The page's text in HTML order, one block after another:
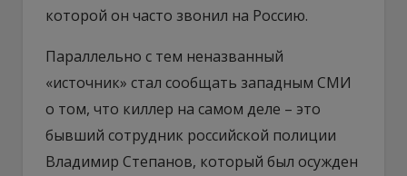
которой он часто звонил на Россию.
Параллельно с тем неназванный
«источник» стал сообщать западным СМИ
о том, что киллер на самом деле – это
бывший сотрудник российской полиции
Владимир Степанов, который был осужден